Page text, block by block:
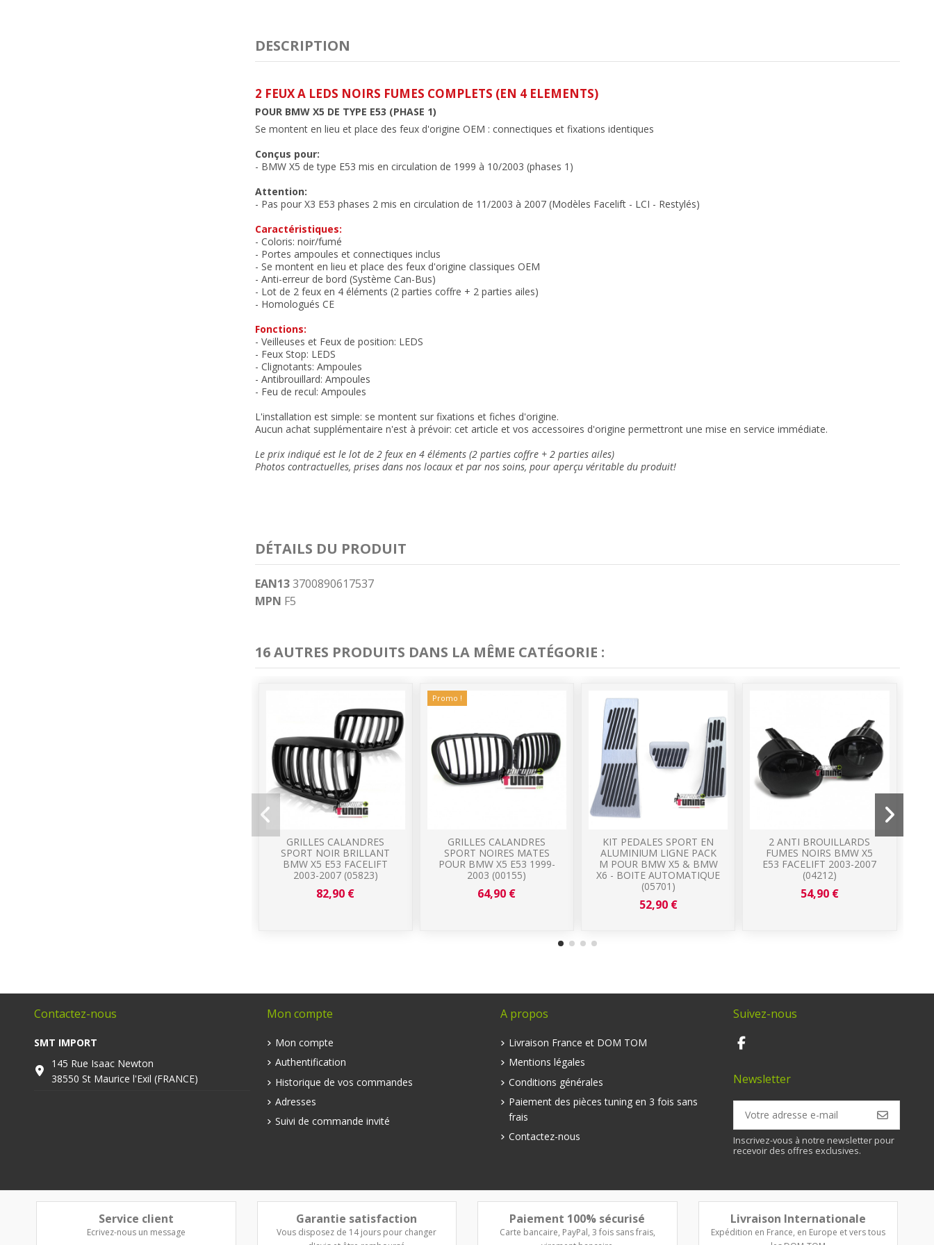
DESCRIPTION
2 FEUX A LEDS NOIRS FUMES COMPLETS (EN 4 ELEMENTS)
POUR BMW X5 DE TYPE E53 (PHASE 1)
Se montent en lieu et place des feuxd'origine OEM : connectiques et fixations identiques
Conçus pour:
- BMW X5 de type E53 mis en circulation de 1999 à 10/2003 (phases 1)
Attention:
- Pas pour X3 E53 phases 2 mis en circulation de 11/2003 à 2007 (Modèles Facelift - LCI - Restylés)
Caractéristiques:
- Coloris: noir/fumé
- Portes ampoules et connectiques inclus
- Se montent en lieu et place des feux d'origine classiques OEM
- Anti-erreur de bord (Système Can-Bus)
- Lot de 2 feux en 4 éléments (2 parties coffre + 2 parties ailes)
- Homologués CE
Fonctions:
- Veilleuses et Feux de position: LEDS
- Feux Stop: LEDS
- Clignotants: Ampoules
- Antibrouillard: Ampoules
- Feu de recul: Ampoules
L'installation est simple: se montent sur fixations et fiches d'origine.
Aucun achat supplémentaire n'est à prévoir: cet article et vos accessoires d'origine permettront une mise en service immédiate.
Le prix indiqué est le lot de 2 feux en 4 éléments (2 parties coffre + 2 parties ailes)
Photos contractuelles, prises dans nos locaux etpar nos soins, pour aperçu véritable du produit!
DÉTAILS DU PRODUIT
EAN13 3700890617537
MPN F5
16 AUTRES PRODUITS DANS LA MÊME CATÉGORIE :
GRILLES CALANDRES
SPORT NOIR BRILLANT
BMW X5 E53 FACELIFT
2003-2007 (05823)
82,90 €
Promo !
GRILLES CALANDRES
SPORT NOIRES MATES
POUR BMW X5 E53 1999-
2003 (00155)
64,90 €
KIT PEDALES SPORT EN
ALUMINIUM LIGNE PACK
M POUR BMW X5 & BMW
X6 - BOITE AUTOMATIQUE
(05701)
52,90 €
2 ANTI BROUILLARDS
FUMES NOIRS BMW X5
E53 FACELIFT 2003-2007
(04212)
54,90 €
Contactez-nous
SMT IMPORT
145 Rue Isaac Newton
38550 St Maurice l'Exil (FRANCE)
Mon compte
Mon compte
Authentification
Historique de vos commandes
Adresses
Suivi de commande invité
A propos
Livraison France et DOM TOM
Mentions légales
Conditions générales
Paiement des pièces tuning en 3 fois sans
frais
Contactez-nous
Suivez-nous
Newsletter
Inscrivez-vous à notre newsletter pour
recevoir des offres exclusives.
Service client
Ecrivez-nous un message
Garantie satisfaction
Vous disposez de 14 jours pour changer
Paiement 100% sécurisé
Carte bancaire, PayPal, 3 fois sans frais,
Livraison Internationale
Expédition en France, en Europe et vers tous